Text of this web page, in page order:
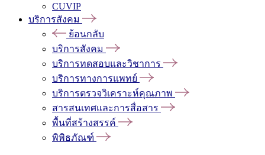
CUVIP
บริการสังคม
ย้อนกลับ
บริการสังคม
บริการทดสอบและวิชาการ
บริการทางการแพทย์
บริการตรวจวิเคราะห์คุณภาพ
สารสนเทศและการสื่อสาร
พื้นที่สร้างสรรค์
พิพิธภัณฑ์